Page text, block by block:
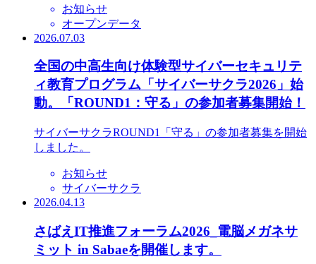
お知らせ
オープンデータ
2026.07.03
全国の中高生向け体験型サイバーセキュリテ
ィ教育プログラム「サイバーサクラ2026」始
動。「ROUND1：守る」の参加者募集開始！
サイバーサクラROUND1「守る」の参加者募集を開始
しました。
お知らせ
サイバーサクラ
2026.04.13
さばえIT推進フォーラム2026_電脳メガネサ
ミット in Sabaeを開催します。